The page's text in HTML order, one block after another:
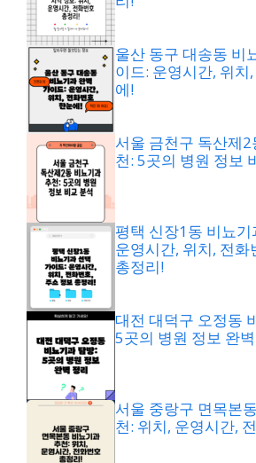
울산 동구 대송동 비
이드: 운영시간, 위치
에!
서울 금천구 독산제
천: 5곳의 병원 정보
평택 신장1동 비뇨
운영시간, 위치, 전화
총정리!
대전 대덕구 오정동
5곳의 병원 정보 완
서울 중랑구 면목본
천: 위치, 운영시간,